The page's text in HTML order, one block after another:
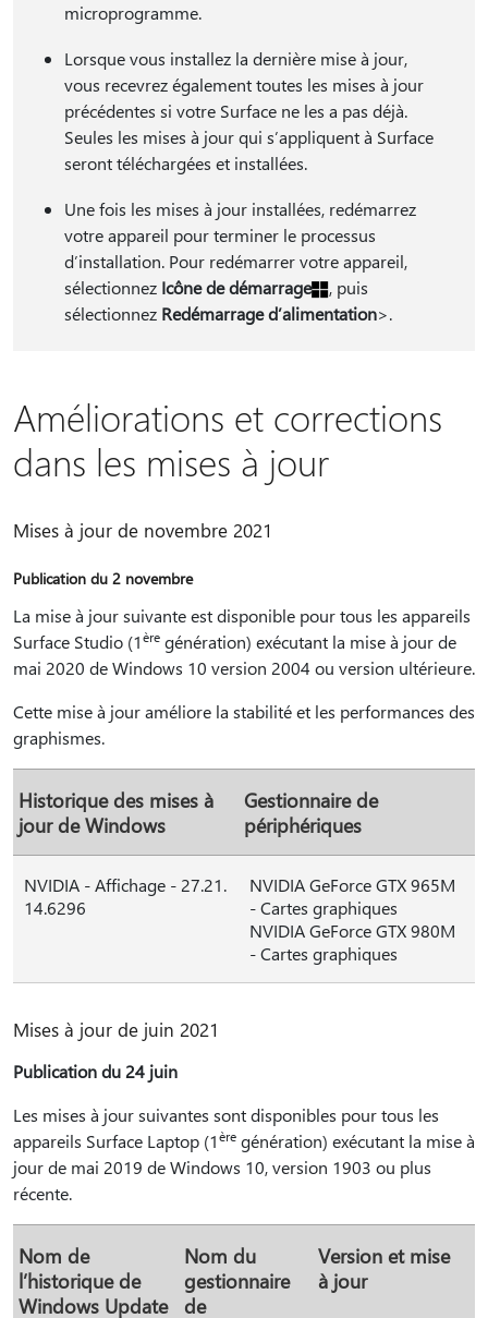
microprogramme.
Lorsque vous installez la dernière mise à jour,
vous recevrez également toutes les mises à jour
précédentes si votre Surface ne les a pas déjà.
Seules les mises à jour qui s’appliquent à Surface
seront téléchargées et installées.
Une fois les mises à jour installées, redémarrez
votre appareil pour terminer le processus
d’installation. Pour redémarrer votre appareil,
sélectionnez Icône de démarrage
, puis
sélectionnez Redémarrage d’alimentation>.
Améliorations et corrections
dans les mises à jour
Mises à jour de novembre 2021
Publication du 2 novembre
La mise à jour suivante est disponible pour tous les appareils
Surface Studio (1ère génération) exécutant la mise à jour de
mai 2020 de Windows 10 version 2004 ou version ultérieure.
Cette mise à jour améliore la stabilité et les performances des
graphismes.
Historique des mises à
jour de Windows
Gestionnaire de
périphériques
NVIDIA - Affichage - 27.21.
14.6296
NVIDIA GeForce GTX 965M
- Cartes graphiques
NVIDIA GeForce GTX 980M
- Cartes graphiques
Mises à jour de juin 2021
Publication du 24 juin
Les mises à jour suivantes sont disponibles pour tous les
appareils Surface Laptop (1ère génération) exécutant la mise à
jour de mai 2019 de Windows 10, version 1903 ou plus
récente.
Nom de
l’historique de
Windows Update
Nom du
gestionnaire
de
Version et mise
à jour